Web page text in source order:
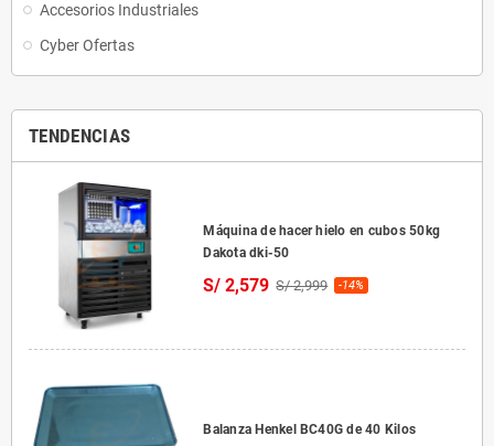
Accesorios Industriales
Cyber Ofertas
TENDENCIAS
Máquina de hacer hielo en cubos 50kg
Dakota dki-50
S/ 2,579 S/ 2,999 -14%
Balanza Henkel BC40G de 40 Kilos